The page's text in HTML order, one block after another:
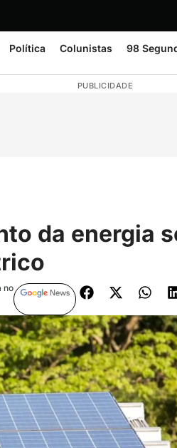
Política Colunistas 98
PUBLICIDADE
da energia
no